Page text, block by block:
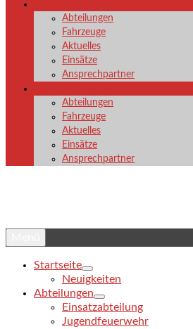
Abteilungen
Fahrzeuge
Aktuelles
Einsätze
Ansprechpartner
Abteilungen
Fahrzeuge
Aktuelles
Einsätze
Ansprechpartner
Startseite
Neuigkeiten
Abteilungen
Einsatzabteilung
Jugendfeuerwehr